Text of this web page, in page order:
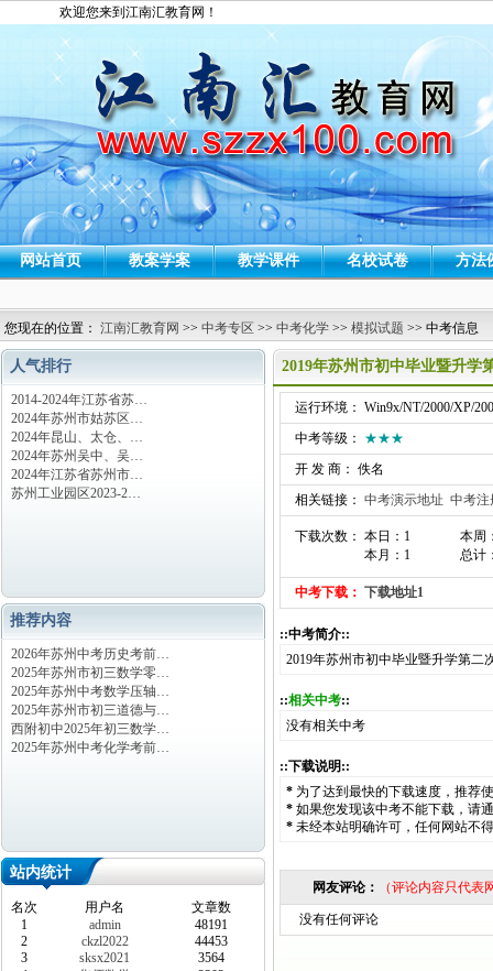
欢迎您来到江南汇教育网！
网站首页 教案学案 教学课件 名校试卷 方法
您现在的位置： 江南汇教育网 >> 中考专区 >> 中考化学 >> 模拟试题 >> 中考信息
人气排行
2014-2024年江苏省苏…
2024年苏州市姑苏区…
2024年昆山、太仓、…
2024年苏州吴中、吴…
2024年江苏省苏州市…
苏州工业园区2023-2…
推荐内容
2026年苏州中考历史考前…
2025年苏州市初三数学零…
2025年苏州中考数学压轴…
2025年苏州市初三道德与…
西附初中2025年初三数学…
2025年苏州中考化学考前…
站内统计
名次 用户名
文章数
1
admin
48191
2
ckzl2022
44453
3
sksx2021
3564
2019年苏州市初中毕业暨升学
运行环境： Win9x/NT/2000/XP/
中考等级： ★★★
开 发 商： 佚名
相关链接： 中考演示地址 中考注
下载次数： 本日：1
本月：1
本周
总计
中考下载： 下载地址1
::中考简介::
2019年苏州市初中毕业暨升学第二
::相关中考::
没有相关中考
::下载说明::
* 为了达到最快的下载速度，推荐
* 如果您发现该中考不能下载，请
* 未经本站明确许可，任何网站不
网友评论： （评论内容只代
没有任何评论